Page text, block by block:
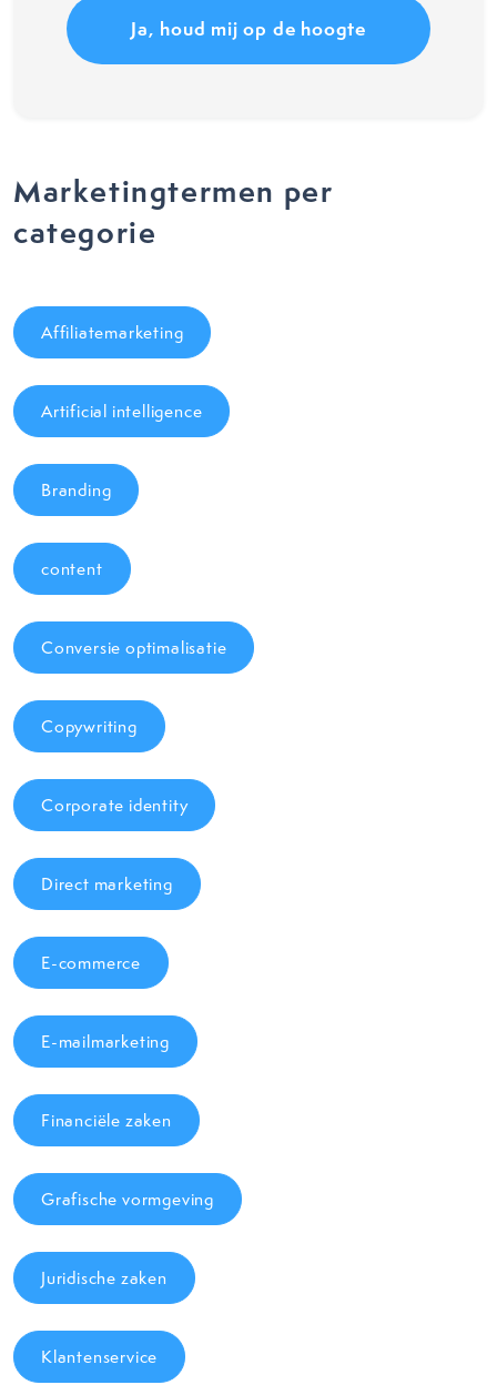
Marketingtermen per
categorie
Affiliatemarketing
Artificial intelligence
Branding
content
Conversie optimalisatie
Copywriting
Corporate identity
Direct marketing
E-commerce
E-mailmarketing
Financiële zaken
Grafische vormgeving
Juridische zaken
Klantenservice